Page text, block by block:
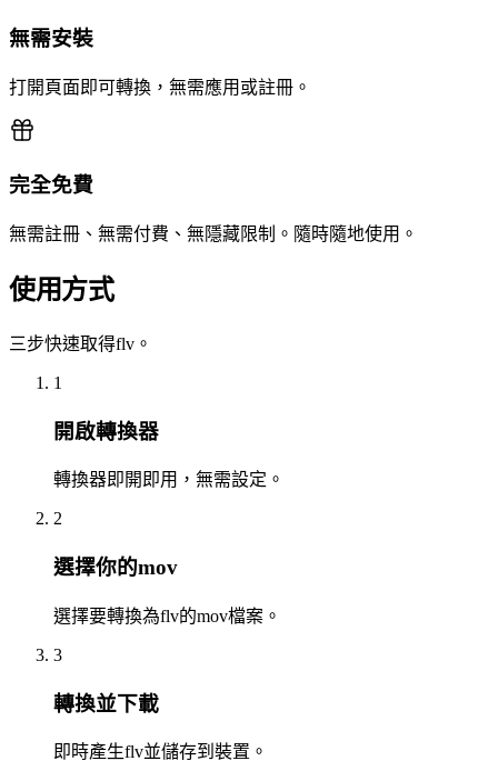
無需安裝
打開頁面即可轉換，無需應用或註冊。
完全免費
無需註冊、無需付費、無隱藏限制。隨時隨地使用。
使用方式
三步快速取得flv。
1
開啟轉換器
轉換器即開即用，無需設定。
2
選擇你的mov
選擇要轉換為flv的mov檔案。
3
轉換並下載
即時產生flv並儲存到裝置。